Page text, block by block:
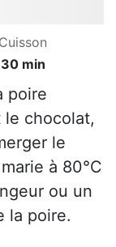
Cuisson
30 min
poire
le chocolat,
le
à 80°C
ou un
la poire.